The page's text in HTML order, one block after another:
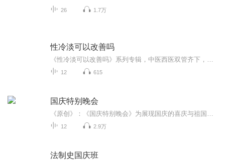
26 1.7万
性冷淡可以改善吗
12 615
国庆特别晚会
12 2.9万
法制史国庆班